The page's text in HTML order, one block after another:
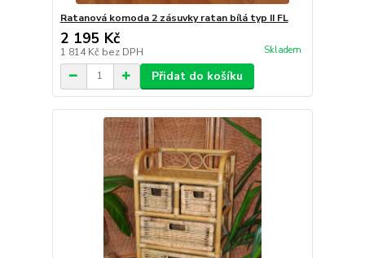
Ratanová komoda 2 zásuvky ratan bílá typ II FL
2 195 Kč
1 814 Kč bez DPH Skladem
Přidat do košíku